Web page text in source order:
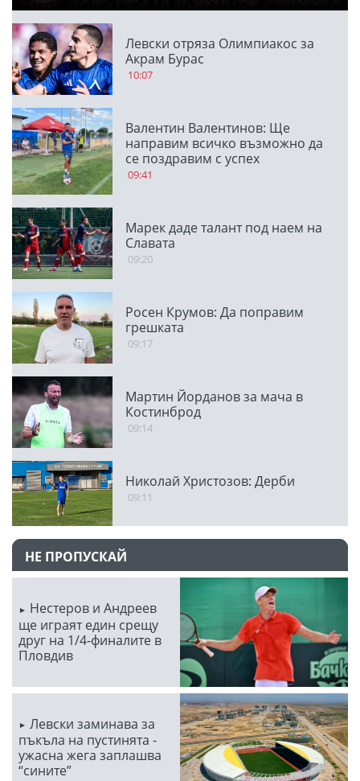
Левски отряза Олимпиакос за
Акрам Бурас
10:07
Валентин Валентинов: Ще
направим всичко възможно да
се поздравим с успех
09:41
Марек даде талант под наем на
Славата
09:20
Росен Крумов: Да поправим
грешката
09:17
Мартин Йорданов за мача в
Костинброд
09:14
Николай Христозов: Дерби
09:11
НЕ ПРОПУСКАЙ
Нестеров и Андреев
ще играят един срещу
друг на 1/4-финалите в
Пловдив
Левски заминава за
пъкъла на пустинята -
ужасна жега заплашва
“сините”